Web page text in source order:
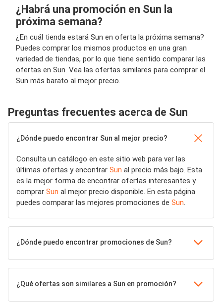
¿Habrá una promoción en Sun la
próxima semana?
¿En cuál tienda estará Sun en oferta la próxima semana?
Puedes comprar los mismos productos en una gran
variedad de tiendas, por lo que tiene sentido comparar las
ofertas en Sun. Vea las ofertas similares para comprar el
Sun más barato al mejor precio.
Preguntas frecuentes acerca de Sun
¿Dónde puedo encontrar Sun al mejor precio?
Consulta un catálogo en este sitio web para ver las
últimas ofertas y encontrar Sun al precio más bajo. Esta
es la mejor forma de encontrar ofertas interesantes y
comprar Sun al mejor precio disponible. En esta página
puedes comparar las mejores promociones de Sun
¿Dónde puedo encontrar promociones de Sun?
¿Qué ofertas son similares a Sun en promoción?